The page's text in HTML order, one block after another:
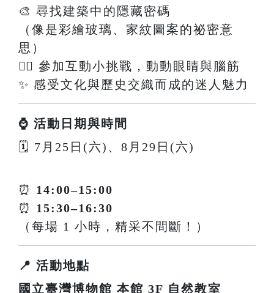
🎨 尋找建築中的隱藏密碼
（像是彩繪玻璃、家紋圖案的祕密意
思）
🕵️‍♀️ 參加互動小挑戰，動動眼睛與腦筋
✨ 感受文化與歷史交織而成的迷人魅力
⌚ 活動日期與時間
🗓 7月25日(六)、8月29日(六)
⏰ 14:00–15:00
⏰ 15:30–16:30
（每場 1 小時，精采不間斷！）
📍 活動地點
國立臺灣博物館 本館 3F 自然教室